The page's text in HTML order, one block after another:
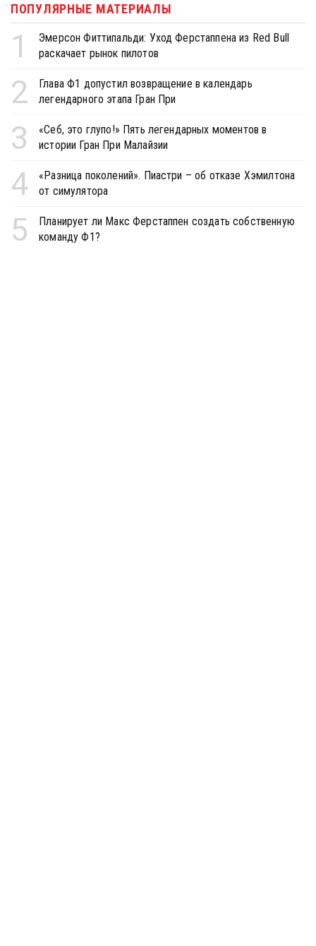
ПОПУЛЯРНЫЕ МАТЕРИАЛЫ
1
Эмерсон Фиттипальди: Уход Ферстаппена из Red Bull
раскачает рынок пилотов
2
Глава Ф1 допустил возвращение в календарь
легендарного этапа Гран При
3
«Себ, это глупо!» Пять легендарных моментов в
истории Гран При Малайзии
4
«Разница поколений». Пиастри – об отказе Хэмилтона
от симулятора
5
Планирует ли Макс Ферстаппен создать собственную
команду Ф1?